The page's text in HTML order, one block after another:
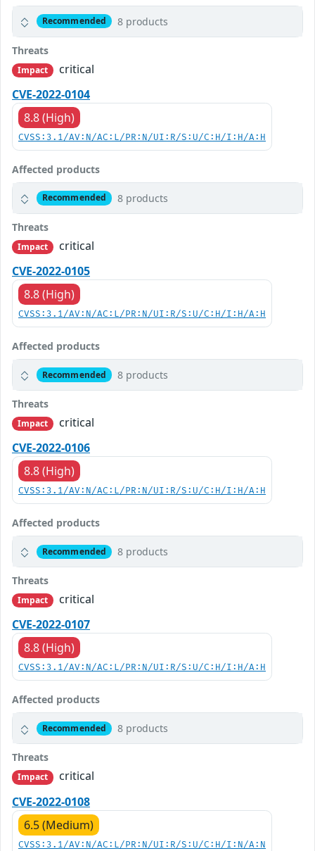
Recommended 8 products
Threats
Impact
critical
CVE-2022-0104
8.8 (High)
CVSS:3.1/AV:N/AC:L/PR:N/UI:R/S:U/C:H/I:H/A:H
Affected products
Recommended 8 products
Threats
Impact
critical
CVE-2022-0105
8.8 (High)
CVSS:3.1/AV:N/AC:L/PR:N/UI:R/S:U/C:H/I:H/A:H
Affected products
Recommended 8 products
Threats
Impact
critical
CVE-2022-0106
8.8 (High)
CVSS:3.1/AV:N/AC:L/PR:N/UI:R/S:U/C:H/I:H/A:H
Affected products
Recommended 8 products
Threats
Impact
critical
CVE-2022-0107
8.8 (High)
CVSS:3.1/AV:N/AC:L/PR:N/UI:R/S:U/C:H/I:H/A:H
Affected products
Recommended 8 products
Threats
Impact
critical
CVE-2022-0108
6.5 (Medium)
CVSS:3.1/AV:N/AC:L/PR:N/UI:R/S:U/C:H/I:N/A:N